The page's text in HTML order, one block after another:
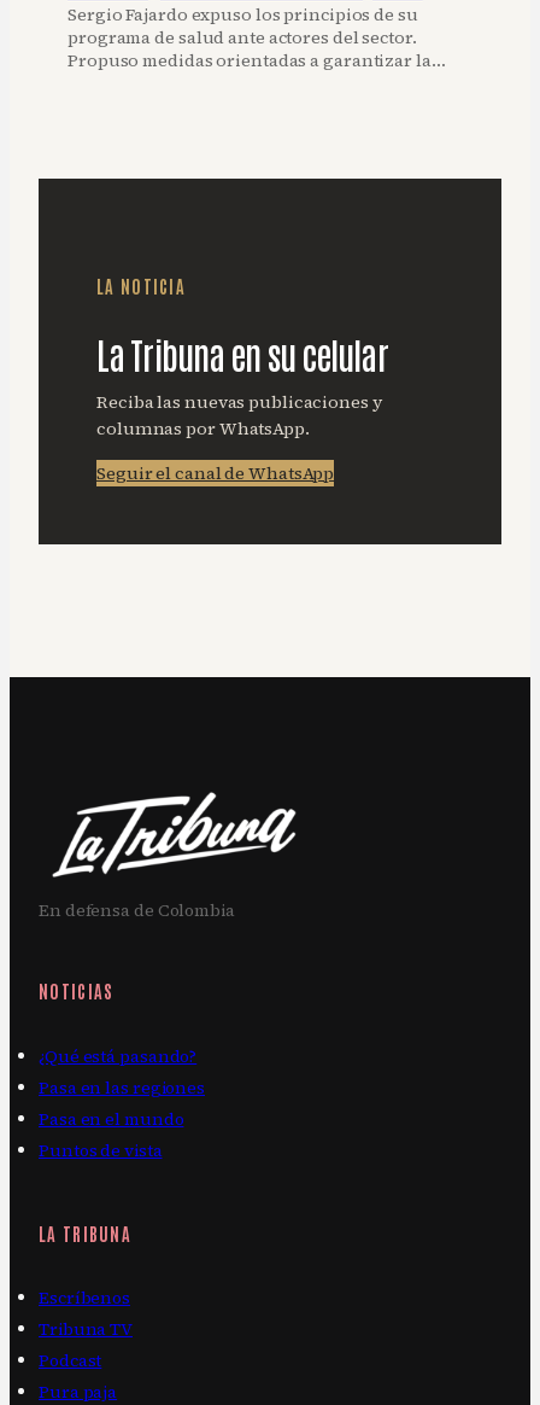
Sergio Fajardo expuso los principios de su
programa de salud ante actores del sector.
Propuso medidas orientadas a garantizar la…
LA NOTICIA
La Tribuna en su celular
Reciba las nuevas publicaciones y
columnas por WhatsApp.
Seguir el canal de WhatsApp
En defensa de Colombia
NOTICIAS
¿Qué está pasando?
Pasa en las regiones
Pasa en el mundo
Puntos de vista
LA TRIBUNA
Escríbenos
Tribuna TV
Podcast
Pura paja